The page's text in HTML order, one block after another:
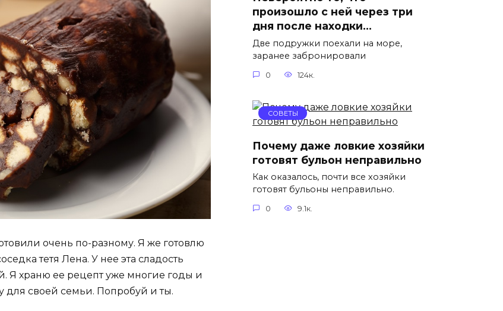
очень по-разному. Я же готовлю
тетя Лена. У нее эта сладость
Я храню ее рецепт уже многие годы и
для своей семьи. Попробуй и ты.
произошло с ней через три
дня после находки…
Две подружки поехали на море,
заранее забронировали
0 124к.
СОВЕТЫ
Почему даже ловкие хозяйки
готовят бульон неправильно
Как оказалось, почти все хозяйки
готовят бульоны неправильно.
0 9.1к.